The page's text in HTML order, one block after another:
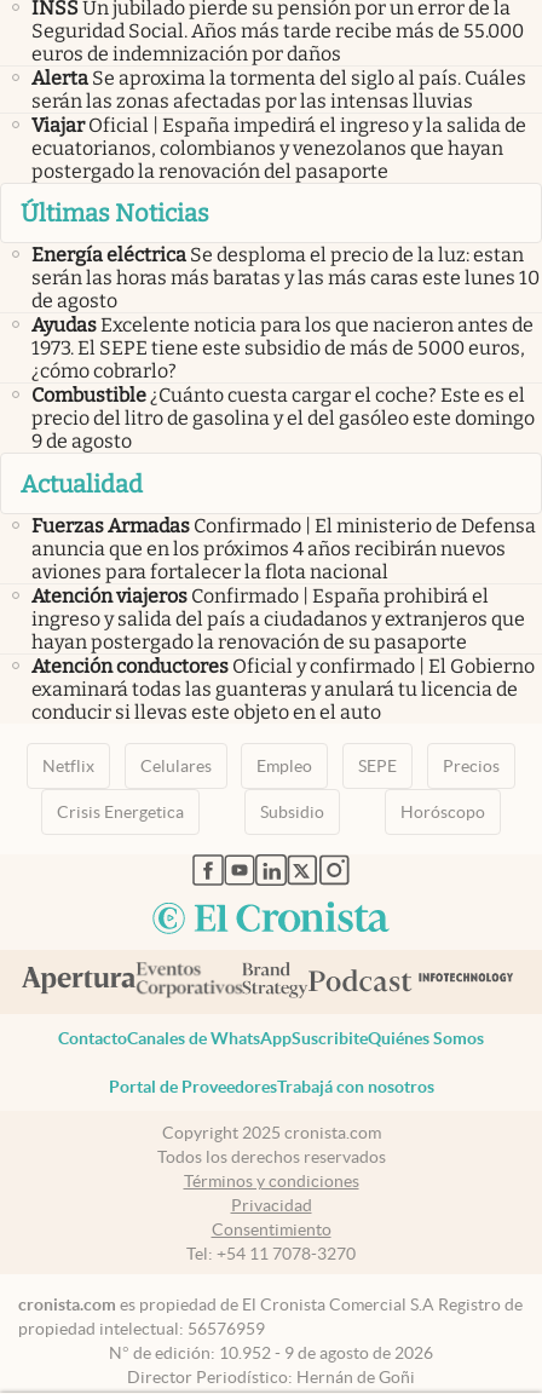
INSSUn jubilado pierde su pensión por un error de la
Seguridad Social. Años más tarde recibe más de 55.000
euros de indemnización por daños
Alerta Se aproxima la tormenta del siglo al país. Cuáles
serán las zonas afectadas por las intensas lluvias
Viajar Oficial | España impedirá el ingreso y la salida de
ecuatorianos, colombianos y venezolanos que hayan
postergado la renovación del pasaporte
Últimas Noticias
Energía eléctrica Se desploma el precio de la luz: estan
serán las horas más baratas y las más caras este lunes 10
de agosto
AyudasExcelente noticia para los que nacieron antes de
1973. El SEPE tiene este subsidio de más de 5000 euros,
¿cómo cobrarlo?
Combustible¿Cuánto cuesta cargar el coche? Este es el
precio del litro de gasolina y el del gasóleo este domingo
9 de agosto
Actualidad
Fuerzas Armadas Confirmado | El ministerio de Defensa
anuncia que en los próximos 4 años recibirán nuevos
aviones para fortalecer la flota nacional
Atención viajeros Confirmado | España prohibirá el
ingreso y salida del país a ciudadanos y extranjeros que
hayan postergado la renovación de su pasaporte
Atención conductores Oficial y confirmado | El Gobierno
examinará todas las guanteras y anulará tu licencia de
conducir si llevas este objeto en el auto
Netflix Celulares Empleo SEPE Precios
Crisis Energetica Subsidio Horóscopo
abre en nueva pestaña
abre en nueva pestaña
abre en nueva pestaña
abre en nueva pestaña
abre en nueva pestaña
ContactoCanales de WhatsAppSuscribiteQuiénes Somos
Portal de ProveedoresTrabajá con nosotros
Copyright 2025 cronista.com
Todos los derechos reservados
Términos y condiciones
Privacidad
Consentimiento
Tel: +54 11 7078-3270
cronista.com es propiedad de El Cronista Comercial S.A Registro de
propiedad intelectual: 56576959
N° de edición: 10.952 - 9 de agosto de 2026
Director Periodístico: Hernán de Goñi